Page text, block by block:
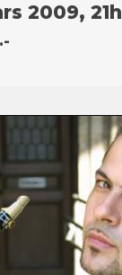
2009, 21h